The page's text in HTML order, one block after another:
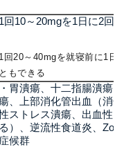
1回10～20mgを1日に2回
1回20～40mgを就寝前に1日
ともできる
・胃潰瘍、十二指腸潰瘍
、上部消化管出血（消
ストレス潰瘍、出血性
る）、逆流性食道炎、
候群